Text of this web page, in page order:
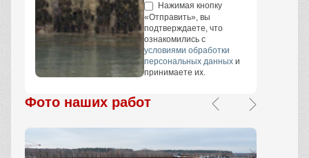
Нажимая кнопку
«Отправить», вы
подтверждаете, что
ознакомились с
условиями обработки
персональных данных и
принимаете их.
Фото наших работ